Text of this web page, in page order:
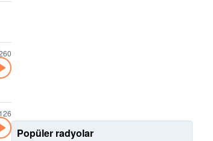
126
Popüler radyolar